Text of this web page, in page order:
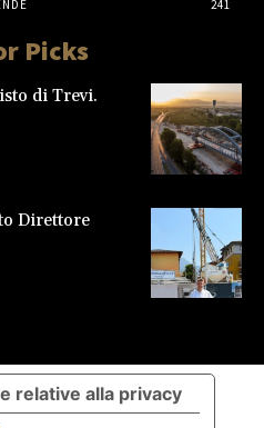
241
Picks
di Trevi.
Direttore
relative alla privacy